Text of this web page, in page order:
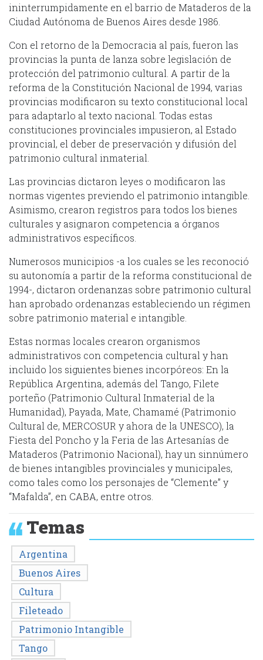
ininterrumpidamente en el barrio de Mataderos de la
Ciudad Autónoma de Buenos Aires desde 1986.
Con el retorno de la Democracia al país, fueron las
provincias la punta de lanza sobre legislación de
protección del patrimonio cultural. A partir de la
reforma de la Constitución Nacional de 1994, varias
provincias modificaron su texto constitucional local
para adaptarlo al texto nacional. Todas estas
constituciones provinciales impusieron, al Estado
provincial, el deber de preservación y difusión del
patrimonio cultural inmaterial.
Las provincias dictaron leyes o modificaron las
normas vigentes previendo el patrimonio intangible.
Asimismo, crearon registros para todos los bienes
culturales y asignaron competencia a órganos
administrativos específicos.
Numerosos municipios -a los cuales se les reconoció
su autonomía a partir de la reforma constitucional de
1994-, dictaron ordenanzas sobre patrimonio cultural
han aprobado ordenanzas estableciendo un régimen
sobre patrimonio material e intangible.
Estas normas locales crearon organismos
administrativos con competencia cultural y han
incluido los siguientes bienes incorpóreos: En la
República Argentina, además del Tango, Filete
porteño (Patrimonio Cultural Inmaterial de la
Humanidad), Payada, Mate, Chamamé (Patrimonio
Cultural de, MERCOSUR y ahora de la UNESCO), la
Fiesta del Poncho y la Feria de las Artesanías de
Mataderos (Patrimonio Nacional), hay un sinnúmero
de bienes intangibles provinciales y municipales,
como tales como los personajes de “Clemente” y
“Mafalda”, en CABA, entre otros.
Temas
Argentina
Buenos Aires
Cultura
Fileteado
Patrimonio Intangible
Tango